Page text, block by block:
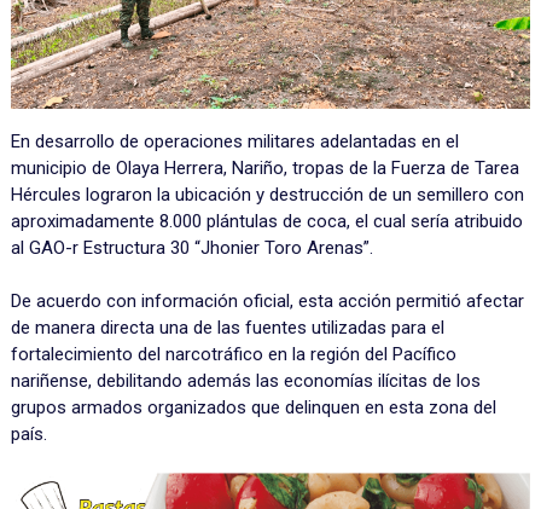
En desarrollo de operaciones militares adelantadas en el
municipio de Olaya Herrera, Nariño, tropas de la Fuerza de Tarea
Hércules lograron la ubicación y destrucción de un semillero con
aproximadamente 8.000 plántulas de coca, el cual sería atribuido
al GAO-r Estructura 30 “Jhonier Toro Arenas”.
De acuerdo con información oficial, esta acción permitió afectar
de manera directa una de las fuentes utilizadas para el
fortalecimiento del narcotráfico en la región del Pacífico
nariñense, debilitando además las economías ilícitas de los
grupos armados organizados que delinquen en esta zona del
país.